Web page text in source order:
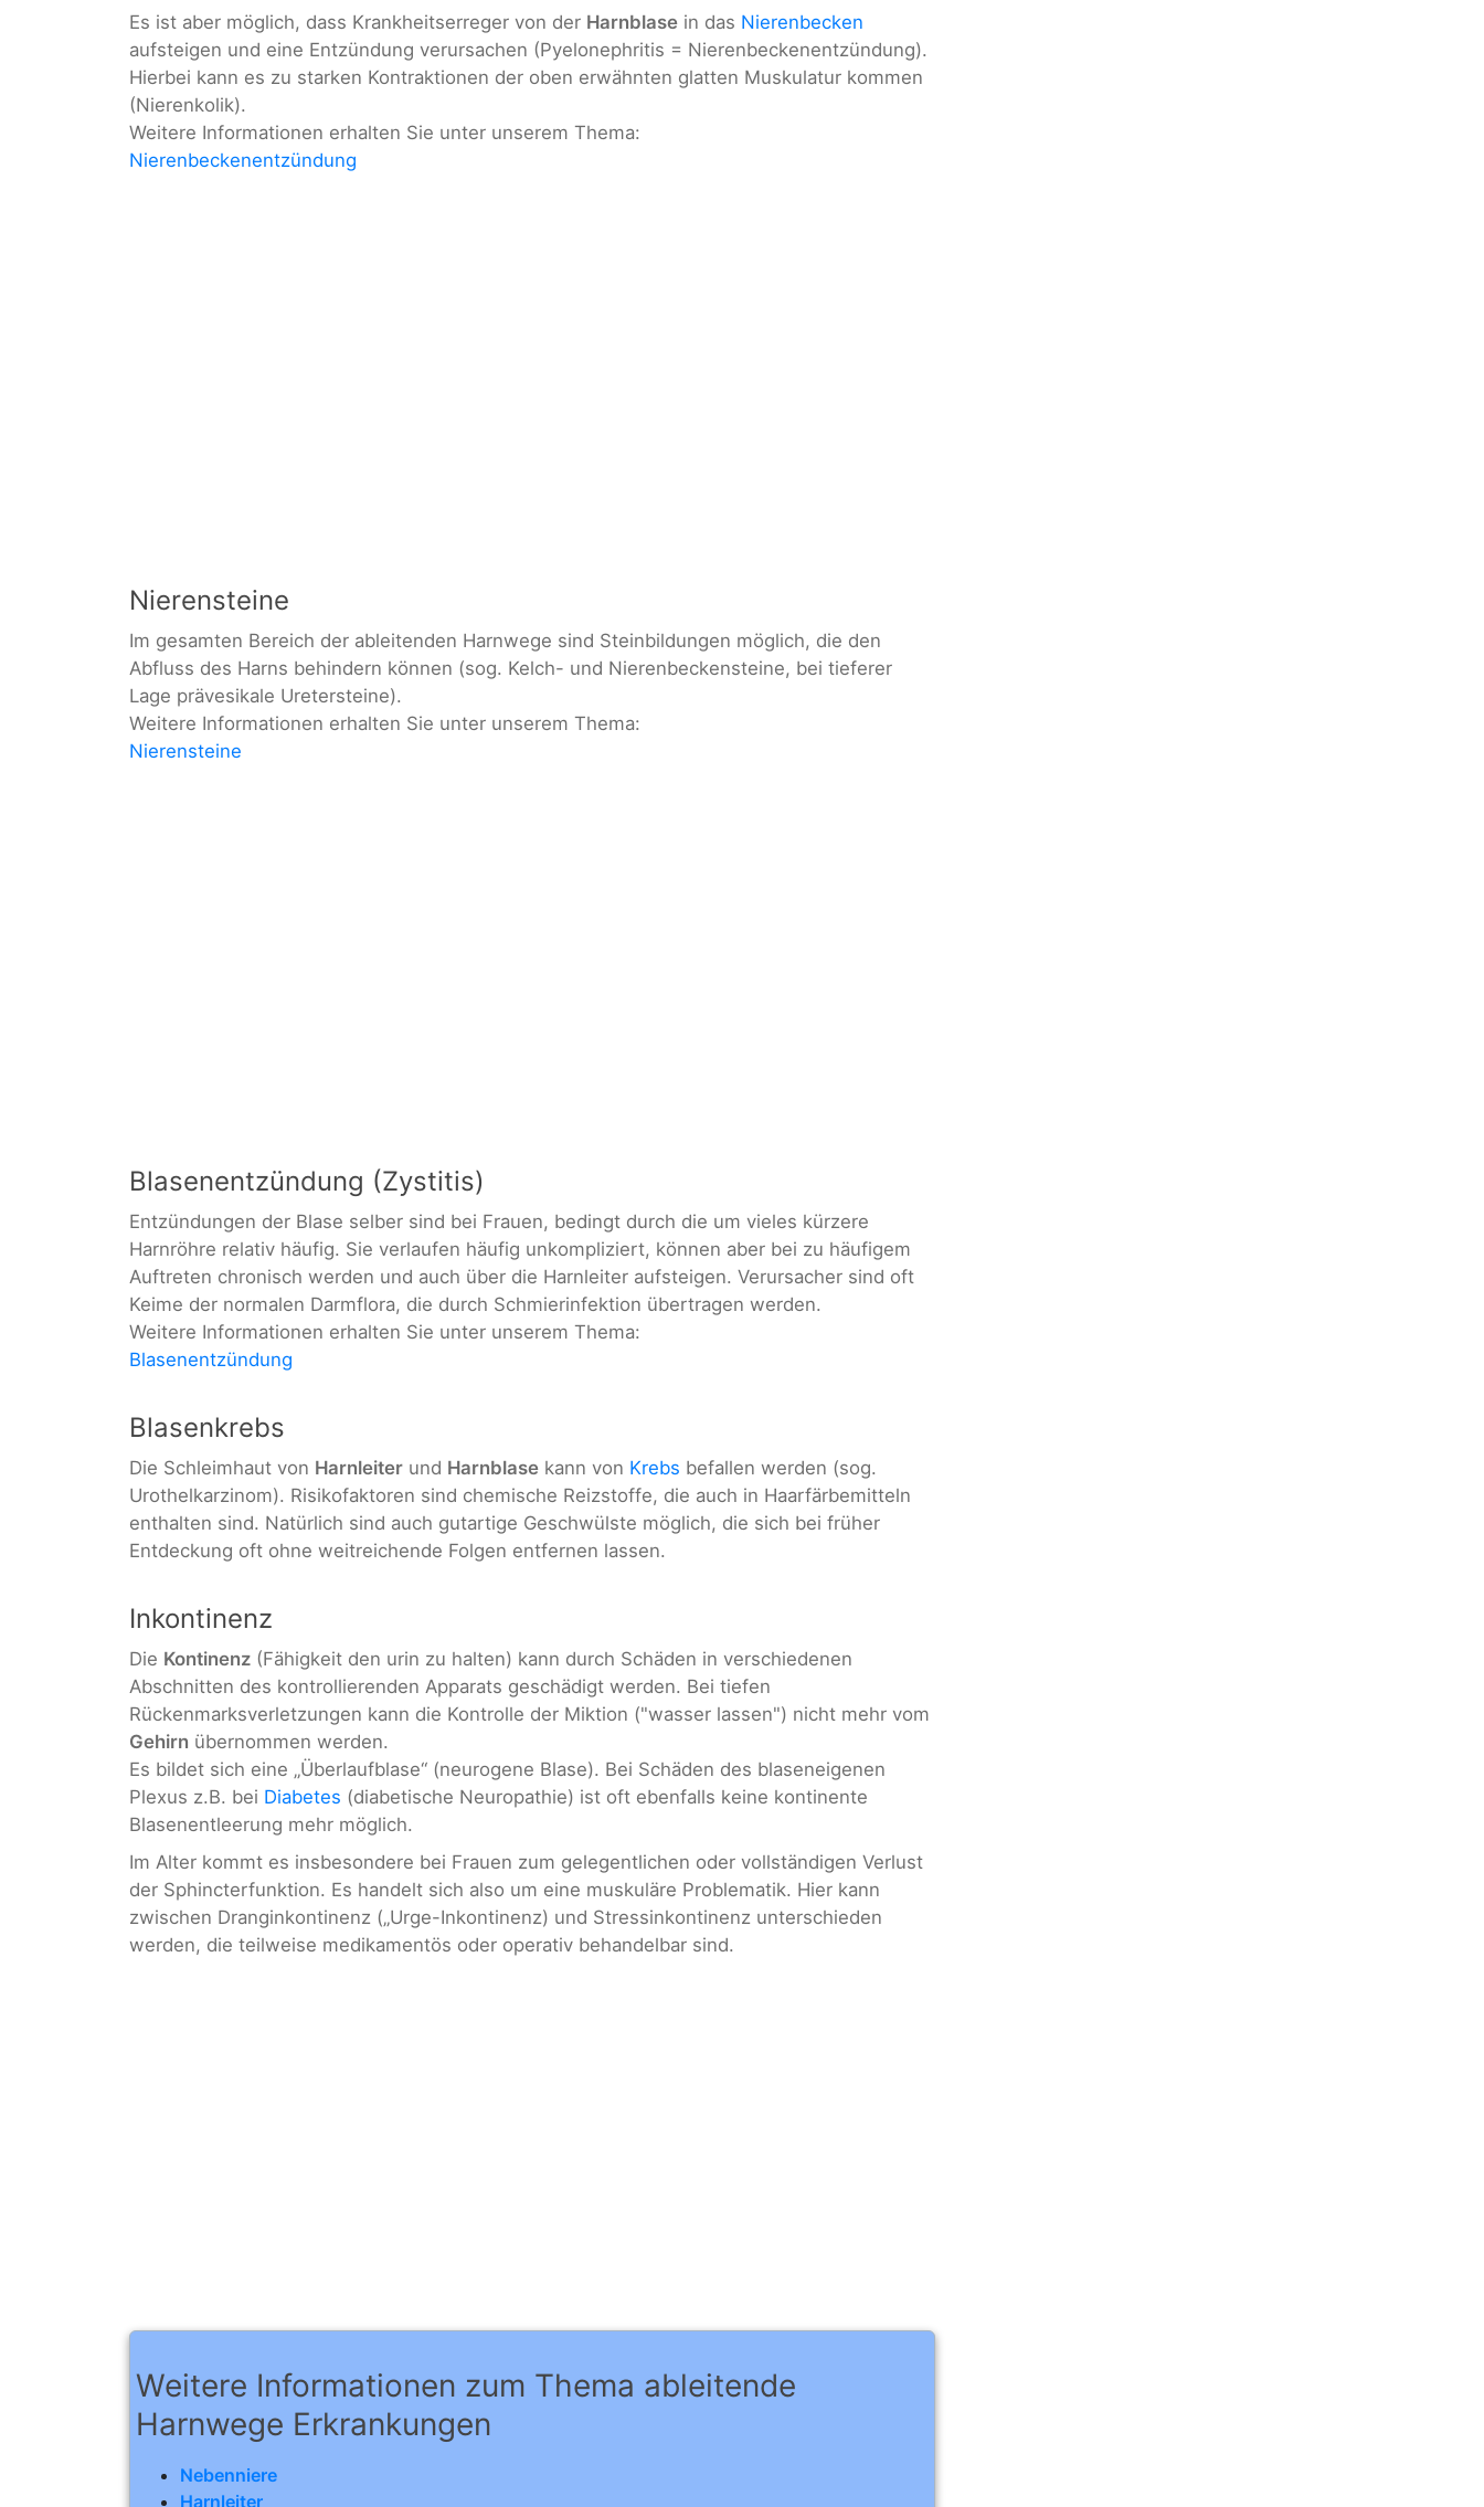
Es ist aber möglich, dass Krankheitserreger von der Harnblase in das Nierenbecken
aufsteigen und eine Entzündung verursachen (Pyelonephritis = Nierenbeckenentzündung).
Hierbei kann es zu starken Kontraktionen der oben erwähnten glatten Muskulatur kommen
(Nierenkolik).
Weitere Informationen erhalten Sie unter unserem Thema:
Nierenbeckenentzündung
Nierensteine
Im gesamten Bereich der ableitenden Harnwege sind Steinbildungen möglich, die den
Abfluss des Harns behindern können (sog. Kelch- und Nierenbeckensteine, bei tieferer
Lage prävesikale Uretersteine).
Weitere Informationen erhalten Sie unter unserem Thema:
Nierensteine
Blasenentzündung (Zystitis)
Entzündungen der Blase selber sind bei Frauen, bedingt durch die um vieles kürzere
Harnröhre relativ häufig. Sie verlaufen häufig unkompliziert, können aber bei zu häufigem
Auftreten chronisch werden und auch über die Harnleiter aufsteigen. Verursacher sind oft
Keime der normalen Darmflora, die durch Schmierinfektion übertragen werden.
Weitere Informationen erhalten Sie unter unserem Thema:
Blasenentzündung
Blasenkrebs
Die Schleimhaut von Harnleiter und Harnblase kann von Krebs befallen werden (sog.
Urothelkarzinom). Risikofaktoren sind chemische Reizstoffe, die auch in Haarfärbemitteln
enthalten sind. Natürlich sind auch gutartige Geschwülste möglich, die sich bei früher
Entdeckung oft ohne weitreichende Folgen entfernen lassen.
Inkontinenz
Die Kontinenz (Fähigkeit den urin zu halten) kann durch Schäden in verschiedenen
Abschnitten des kontrollierenden Apparats geschädigt werden. Bei tiefen
Rückenmarksverletzungen kann die Kontrolle der Miktion ("wasser lassen") nicht mehr vom
Gehirn übernommen werden.
Es bildet sich eine „Überlaufblase“ (neurogene Blase). Bei Schäden des blaseneigenen
Plexus z.B. bei Diabetes (diabetische Neuropathie) ist oft ebenfalls keine kontinente
Blasenentleerung mehr möglich.
Im Alter kommt es insbesondere bei Frauen zum gelegentlichen oder vollständigen Verlust
der Sphincterfunktion. Es handelt sich also um eine muskuläre Problematik. Hier kann
zwischen Dranginkontinenz („Urge-Inkontinenz) und Stressinkontinenz unterschieden
werden, die teilweise medikamentös oder operativ behandelbar sind.
Weitere Informationen zum Thema ableitende
Harnwege Erkrankungen
Nebenniere
Harnleiter